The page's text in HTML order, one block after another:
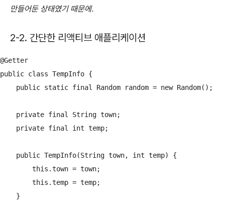
만들어둔 상태였기 때문에.
2-2. 간단한 리액티브 애플리케이션
@Getter
public class TempInfo {
    public static final Random random = new Random();
    private final String town;
    private final int temp;
    public TempInfo(String town, int temp) {
        this.town = town;
        this.temp = temp;
    }